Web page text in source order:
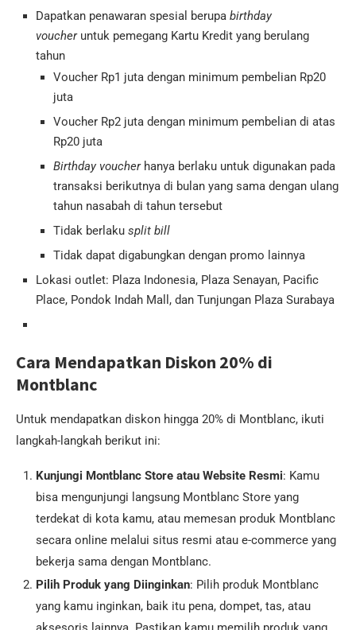
Dapatkan penawaran spesial berupa birthday
voucher untuk pemegang Kartu Kredit yang berulang
tahun
Voucher Rp1 juta dengan minimum pembelian Rp20
juta
Voucher Rp2 juta dengan minimum pembelian di atas
Rp20 juta
Birthday voucher hanya berlaku untuk digunakan pada
transaksi berikutnya di bulan yang sama dengan ulang
tahun nasabah di tahun tersebut
Tidak berlaku split bill
Tidak dapat digabungkan dengan promo lainnya
Lokasi outlet: Plaza Indonesia, Plaza Senayan, Pacific
Place, Pondok Indah Mall, dan Tunjungan Plaza Surabaya
Cara Mendapatkan Diskon 20% di
Montblanc
Untuk mendapatkan diskon hingga 20% di Montblanc, ikuti
langkah-langkah berikut ini:
Kunjungi Montblanc Store atau Website Resmi: Kamu
bisa mengunjungi langsung Montblanc Store yang
terdekat di kota kamu, atau memesan produk Montblanc
secara online melalui situs resmi atau e-commerce yang
bekerja sama dengan Montblanc.
Pilih Produk yang Diinginkan: Pilih produk Montblanc
yang kamu inginkan, baik itu pena, dompet, tas, atau